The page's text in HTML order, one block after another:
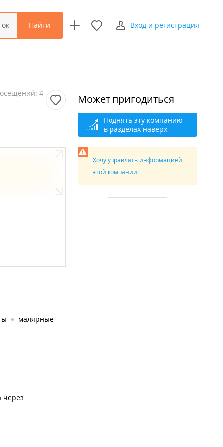
Найти Вход и регистрация
4
малярные
через
Может пригодиться
Поднять эту компанию
в разделах наверх
Хочу управлять информацией
этой компании.